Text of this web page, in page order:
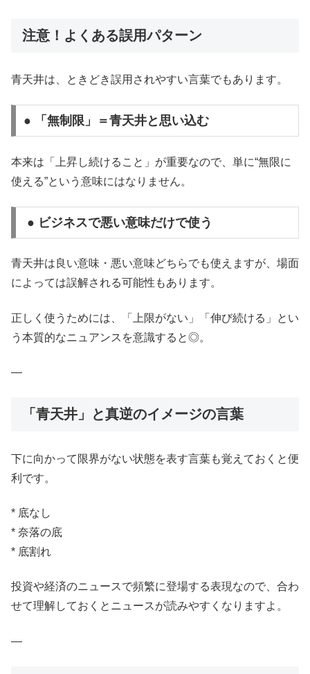
注意！よくある誤用パターン
青天井は、ときどき誤用されやすい言葉でもあります。
● 「無制限」＝青天井と思い込む
本来は「上昇し続けること」が重要なので、単に“無限に
使える”という意味にはなりません。
● ビジネスで悪い意味だけで使う
青天井は良い意味・悪い意味どちらでも使えますが、場面
によっては誤解される可能性もあります。
正しく使うためには、「上限がない」「伸び続ける」とい
う本質的なニュアンスを意識すると◎。
—
「青天井」と真逆のイメージの言葉
下に向かって限界がない状態を表す言葉も覚えておくと便
利です。
* 底なし
* 奈落の底
* 底割れ
投資や経済のニュースで頻繁に登場する表現なので、合わ
せて理解しておくとニュースが読みやすくなりますよ。
—